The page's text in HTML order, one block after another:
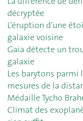
décryptée
L’éruption d’une
galaxie voisine
Gaia détecte un
galaxie
Les barytons parmi
mesures de la
Médaille Tycho
Climat des